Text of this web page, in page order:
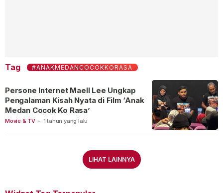
Tag #ANAKMEDANCOCOKKORASA
Movie & TV - 1 tahun yang lalu
Persone Internet Maell Lee Ungkap
Pengalaman Kisah Nyata di Film ‘Anak
Medan Cocok Ko Rasa’
LIHAT LAINNYA